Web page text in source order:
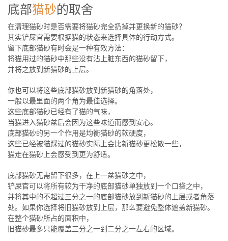
底部猫砂的取舍
在清理猫砂时是否需要将猫砂完全扔掉并更换新的猫砂？
其实铲屎官需要根据猫的状态来选择具体的行动方式。
留下底部猫砂有时会是一种有效方法：
将猫用过的猫砂中那些没有沾上脏东西的猫砂留下，
并将之放到新猫砂的上层。
你也可以将这些底部猫砂放到新猫砂的角落处，
一般以最里面的两个角为最佳选择。
这些底部猫砂已经有了猫的气味，
当猫进入猫砂盆后会因为这些味道而感到安心。
底部猫砂的另一个作用是均衡猫砂的软硬度，
这些已经被猫踩过的猫砂实际上会比新猫砂更松散一些，
猫走在猫砂上会感受到更为舒适。
底部猫砂无需留下很多，在上一盆猫砂之中，
铲屎官可以将所有较为干净的底部猫砂单独放到一个口袋之中，
并将其中的不超过三分之一的底部猫砂放到新猫砂的上层或者角落
处。如果你选择将旧猫砂放到上层，那么要避免整体遮盖新猫砂。
在整个猫砂所占的面积中，
旧猫砂最多只能覆盖三分之一到二分之一左右的区域。